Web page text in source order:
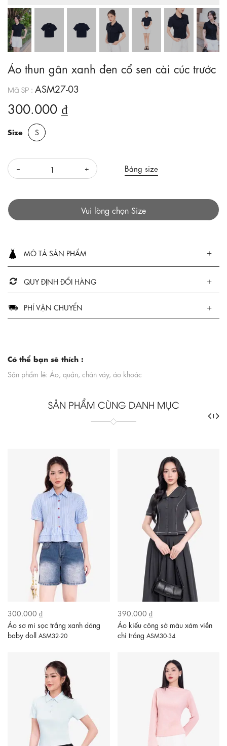
Áo thun gân xanh đen cổ sen cài cúc trước
Mã SP : ASM27-03
300.000 ₫
Size S
Bảng size
Vui lòng chọn Size
MÔ TẢ SẢN PHẨM
QUY ĐỊNH ĐỔI HÀNG
PHÍ VẬN CHUYỂN
Có thể bạn sẽ thích :
Sản phẩm lẻ: Áo, quần, chân váy, áo khoác
SẢN PHẨM CÙNG DANH MỤC
300.000 ₫
Áo sơ mi sọc trắng xanh dáng
baby doll ASM32-20
390.000 ₫
Áo kiểu công sở màu xám viền
chỉ trắng ASM30-34